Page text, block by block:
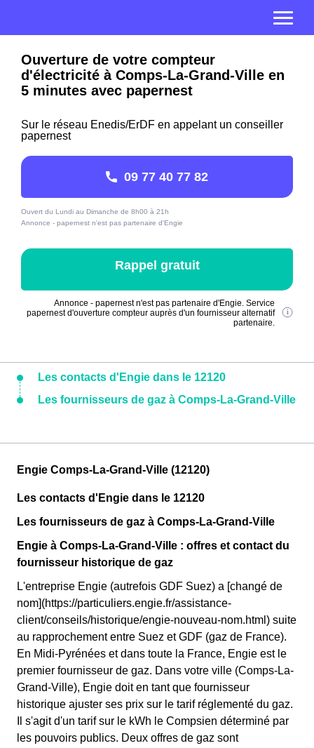
Ouverture de votre compteur
d'électricité à Comps-La-Grand-Ville en
5 minutes avec papernest
Sur le réseau Enedis/ErDF en appelant un conseiller
papernest
09 77 40 77 82
Ouvert du Lundi au Dimanche de 8h00 à 21h
Annonce - papernest n'est pas partenaire d'Engie
Rappel gratuit
Annonce - papernest n'est pas partenaire d'Engie. Service
papernest d'ouverture compteur auprès d'un fournisseur alternatif
partenaire.
Les contacts d'Engie dans le 12120
Les fournisseurs de gaz à Comps-La-Grand-Ville
Engie Comps-La-Grand-Ville (12120)
Les contacts d'Engie dans le 12120
Les fournisseurs de gaz à Comps-La-Grand-Ville
Engie à Comps-La-Grand-Ville : offres et contact du
fournisseur historique de gaz
L'entreprise Engie (autrefois GDF Suez) a [changé de
nom](https://particuliers.engie.fr/assistance-
client/conseils/historique/engie-nouveau-nom.html) suite
au rapprochement entre Suez et GDF (gaz de France).
En Midi-Pyrénées et dans toute la France, Engie est le
premier fournisseur de gaz. Dans votre ville (Comps-La-
Grand-Ville), Engie doit en tant que fournisseur
historique ajuster ses prix sur le tarif réglementé du gaz.
Il s'agit d'un tarif sur le kWh le Compsien déterminé par
les pouvoirs publics. Deux offres de gaz sont